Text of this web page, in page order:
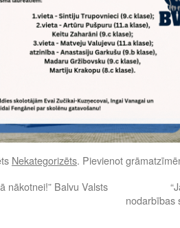
Nekategorizēts. Pievienot
nākotnei!” Balvu Valsts
nodarbības